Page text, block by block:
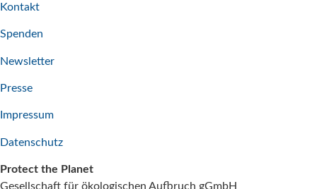
Kontakt
Spenden
Newsletter
Presse
Impressum
Datenschutz
Protect the Planet
Gesellschaft für ökologischen Aufbruch gGmbH